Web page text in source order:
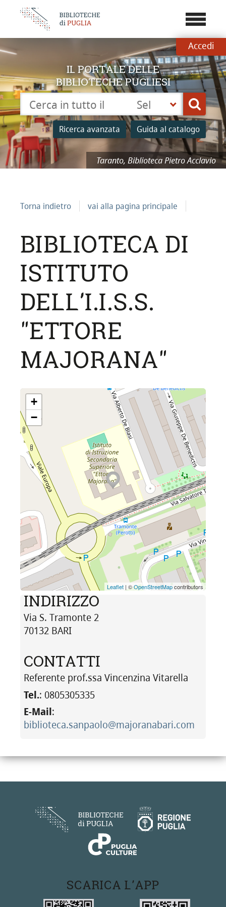
???
Accedi
Taranto, Biblioteca Pietro Acclavio
IL PORTALE DELLE
BIBLIOTECHE PUGLIESI
Cerca su "Catalogo"
Cerca
Ricerca avanzata Guida al catalogo
Seleziona
la
tua
biblioteca
Torna indietro vai alla pagina principale
BIBLIOTECA DI
ISTITUTO
DELL'I.I.S.S.
"ETTORE
MAJORANA"
+
−
Leaflet | ©OpenStreetMapcontributors
INDIRIZZO
Via S. Tramonte 2
70132 BARI
CONTATTI
Referente prof.ssa Vincenzina Vitarella
Tel.: 0805305335
E-Mail:
biblioteca.sanpaolo@majoranabari.com
SCARICA L'APP